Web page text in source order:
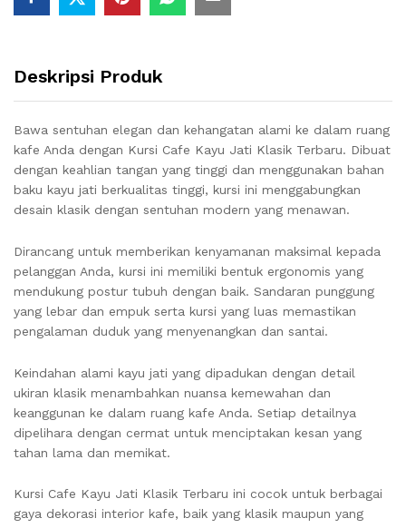
Deskripsi Produk
Bawa sentuhan elegan dan kehangatan alami ke dalam ruang
kafe Anda dengan Kursi Cafe Kayu Jati Klasik Terbaru. Dibuat
dengan keahlian tangan yang tinggi dan menggunakan bahan
baku kayu jati berkualitas tinggi, kursi ini menggabungkan
desain klasik dengan sentuhan modern yang menawan.
Dirancang untuk memberikan kenyamanan maksimal kepada
pelanggan Anda, kursi ini memiliki bentuk ergonomis yang
mendukung postur tubuh dengan baik. Sandaran punggung
yang lebar dan empuk serta kursi yang luas memastikan
pengalaman duduk yang menyenangkan dan santai.
Keindahan alami kayu jati yang dipadukan dengan detail
ukiran klasik menambahkan nuansa kemewahan dan
keanggunan ke dalam ruang kafe Anda. Setiap detailnya
dipelihara dengan cermat untuk menciptakan kesan yang
tahan lama dan memikat.
Kursi Cafe Kayu Jati Klasik Terbaru ini cocok untuk berbagai
gaya dekorasi interior kafe, baik yang klasik maupun yang